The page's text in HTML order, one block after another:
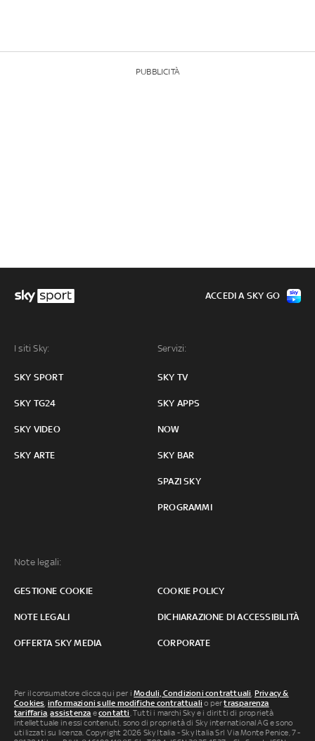
PUBBLICITÀ
I siti Sky:
SKY SPORT
SKY TG24
SKY VIDEO
SKY ARTE
Servizi:
SKY TV
SKY APPS
NOW
SKY BAR
SPAZI SKY
PROGRAMMI
Note legali:
GESTIONE COOKIE COOKIE POLICY
NOTE LEGALI DICHIARAZIONE DI ACCESSIBILITÀ
OFFERTA SKY MEDIA CORPORATE
ACCEDI A SKY GO
Per il consumatore clicca qui per iModuli, Condizioni contrattuali Privacy &
Cookies informazioni sulle modifiche contrattuali o pertrasparenza
tariffaria ,assistenza econtatti . Tutti i marchi Sky e i diritti di proprietà
intellettuale in essi contenuti, sono di proprietà di Sky international AG e sono
utilizzati su licenza. Copyright 2026 Sky Italia - Sky Italia Srl Via Monte Penice, 7 -